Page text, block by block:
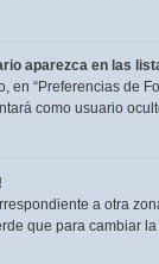
aparezca en las
en “Preferencias de
como usuario
a otra
que para cambiar